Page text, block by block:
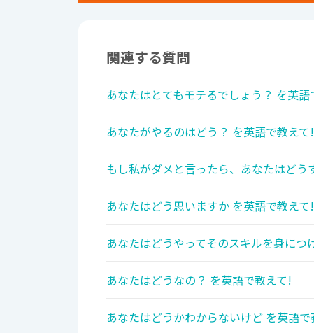
関連する質問
あなたはとてもモテるでしょう？ を英語
あなたがやるのはどう？ を英語で教えて!
もし私がダメと言ったら、あなたはどう
あなたはどう思いますか を英語で教えて!
あなたはどうやってそのスキルを身につ
あなたはどうなの？ を英語で教えて!
あなたはどうかわからないけど を英語で